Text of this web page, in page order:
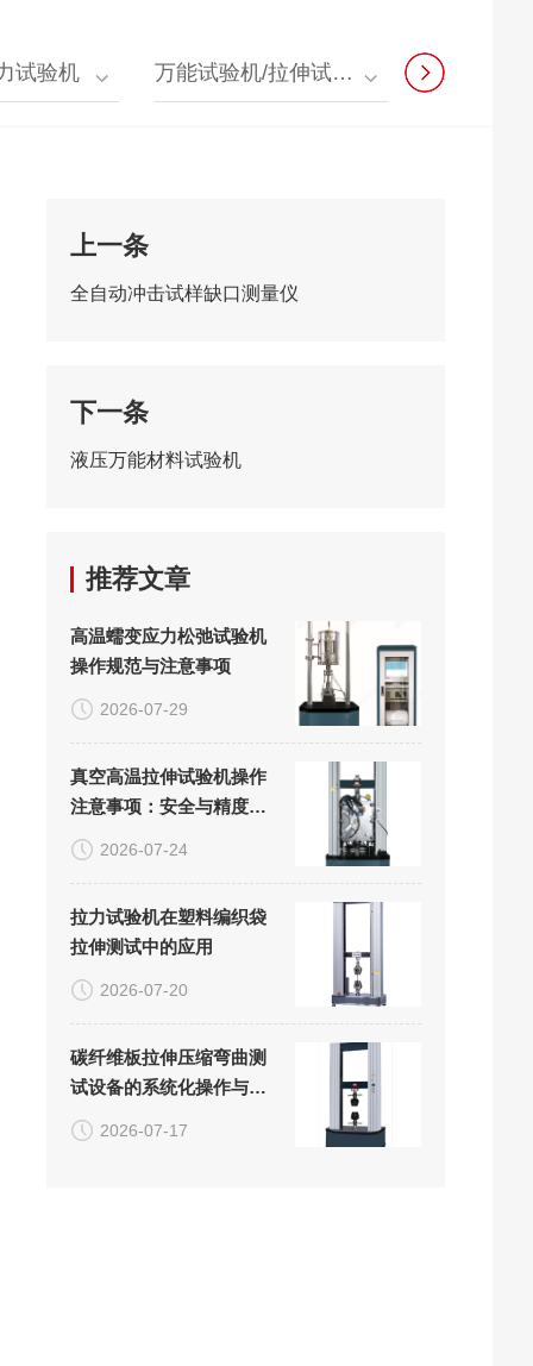
试验机 万能试验机/拉伸试验机 材料力学原位
上一条
全自动冲击试样缺口测量仪
下一条
液压万能材料试验机
推荐文章
高温蠕变应力松弛试验机
操作规范与注意事项
2026-07-29
真空高温拉伸试验机操作
注意事项：安全与精度的
双重保障
2026-07-24
拉力试验机在塑料编织袋
拉伸测试中的应用
2026-07-20
碳纤维板拉伸压缩弯曲测
试设备的系统化操作与日
常维护方案
2026-07-17